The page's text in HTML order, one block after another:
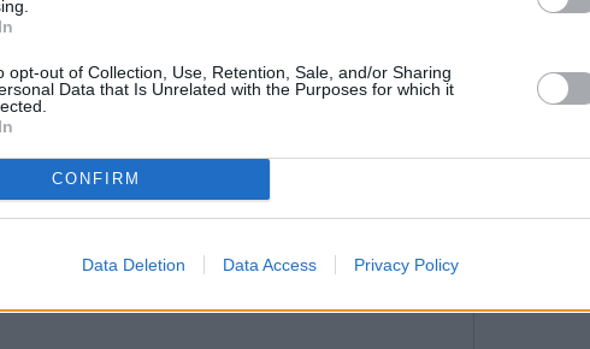
opt-out of Collection, Use, Retention, Sale, and/or Sharing
Data that Is Unrelated with the Purposes for which it
CONFIRM
Data Deletion Data Access Privacy Policy